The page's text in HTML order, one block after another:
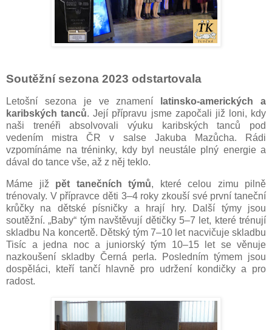
Soutěžní sezona 2023 odstartovala
Letošní sezona je ve znamení
latinsko-amerických a
karibských tanců. Její přípravu jsme započali již loni, kdy
naši trenéři absolvovali výuku karibských tanců pod
vedením mistra ČR v salse Jakuba Mazůcha. Rádi
vzpomínáme na tréninky, kdy byl neustále plný energie a
dával do tance vše, až z něj teklo.
Máme již pět tanečních týmů, které celou zimu pilně
trénovaly. V přípravce děti 3–4 roky zkouší své první taneční
krůčky na dětské písničky a hrají hry. Další týmy jsou
soutěžní. „Baby“ tým navštěvují dětičky 5–7 let, které trénují
skladbu Na koncertě. Dětský tým 7–10 let nacvičuje skladbu
Tisíc a jedna noc a juniorský tým 10–15 let se věnuje
nazkoušení skladby Černá perla. Posledním týmem jsou
dospěláci, kteří tančí hlavně pro udržení kondičky a pro
radost.